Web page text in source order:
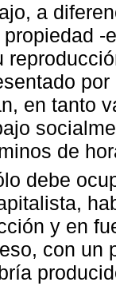
a
-
en tanto
de
debe
y en
con un